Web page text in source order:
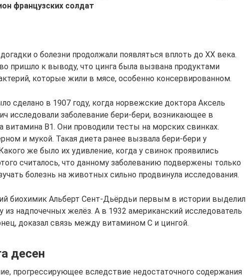
французских солдат
о болезни продолжали появляться вплоть до XX века.
пришло к выводу, что цинга была вызвана продуктами
которые жили в мясе, особенно консервированном.
сделано в 1907 году, когда норвежские доктора Аксель
исследовали заболевание бери-бери, возникающее в
витамина В1. Они проводили тесты на морских свинках.
и мукой. Такая диета ранее вызвала бери-бери у
же было их удивление, когда у свинок проявились
считалось, что данному заболеванию подвержены только
болезнь на животных сильно продвинула исследования.
биохимик Альберт Сент-Дьёрдьи первым в истории выделил
из надпочечных желёз. А в 1932 американский исследователь
доказал связь между витамином C и цингой.
десен
прогрессирующее вследствие недостаточного содержания